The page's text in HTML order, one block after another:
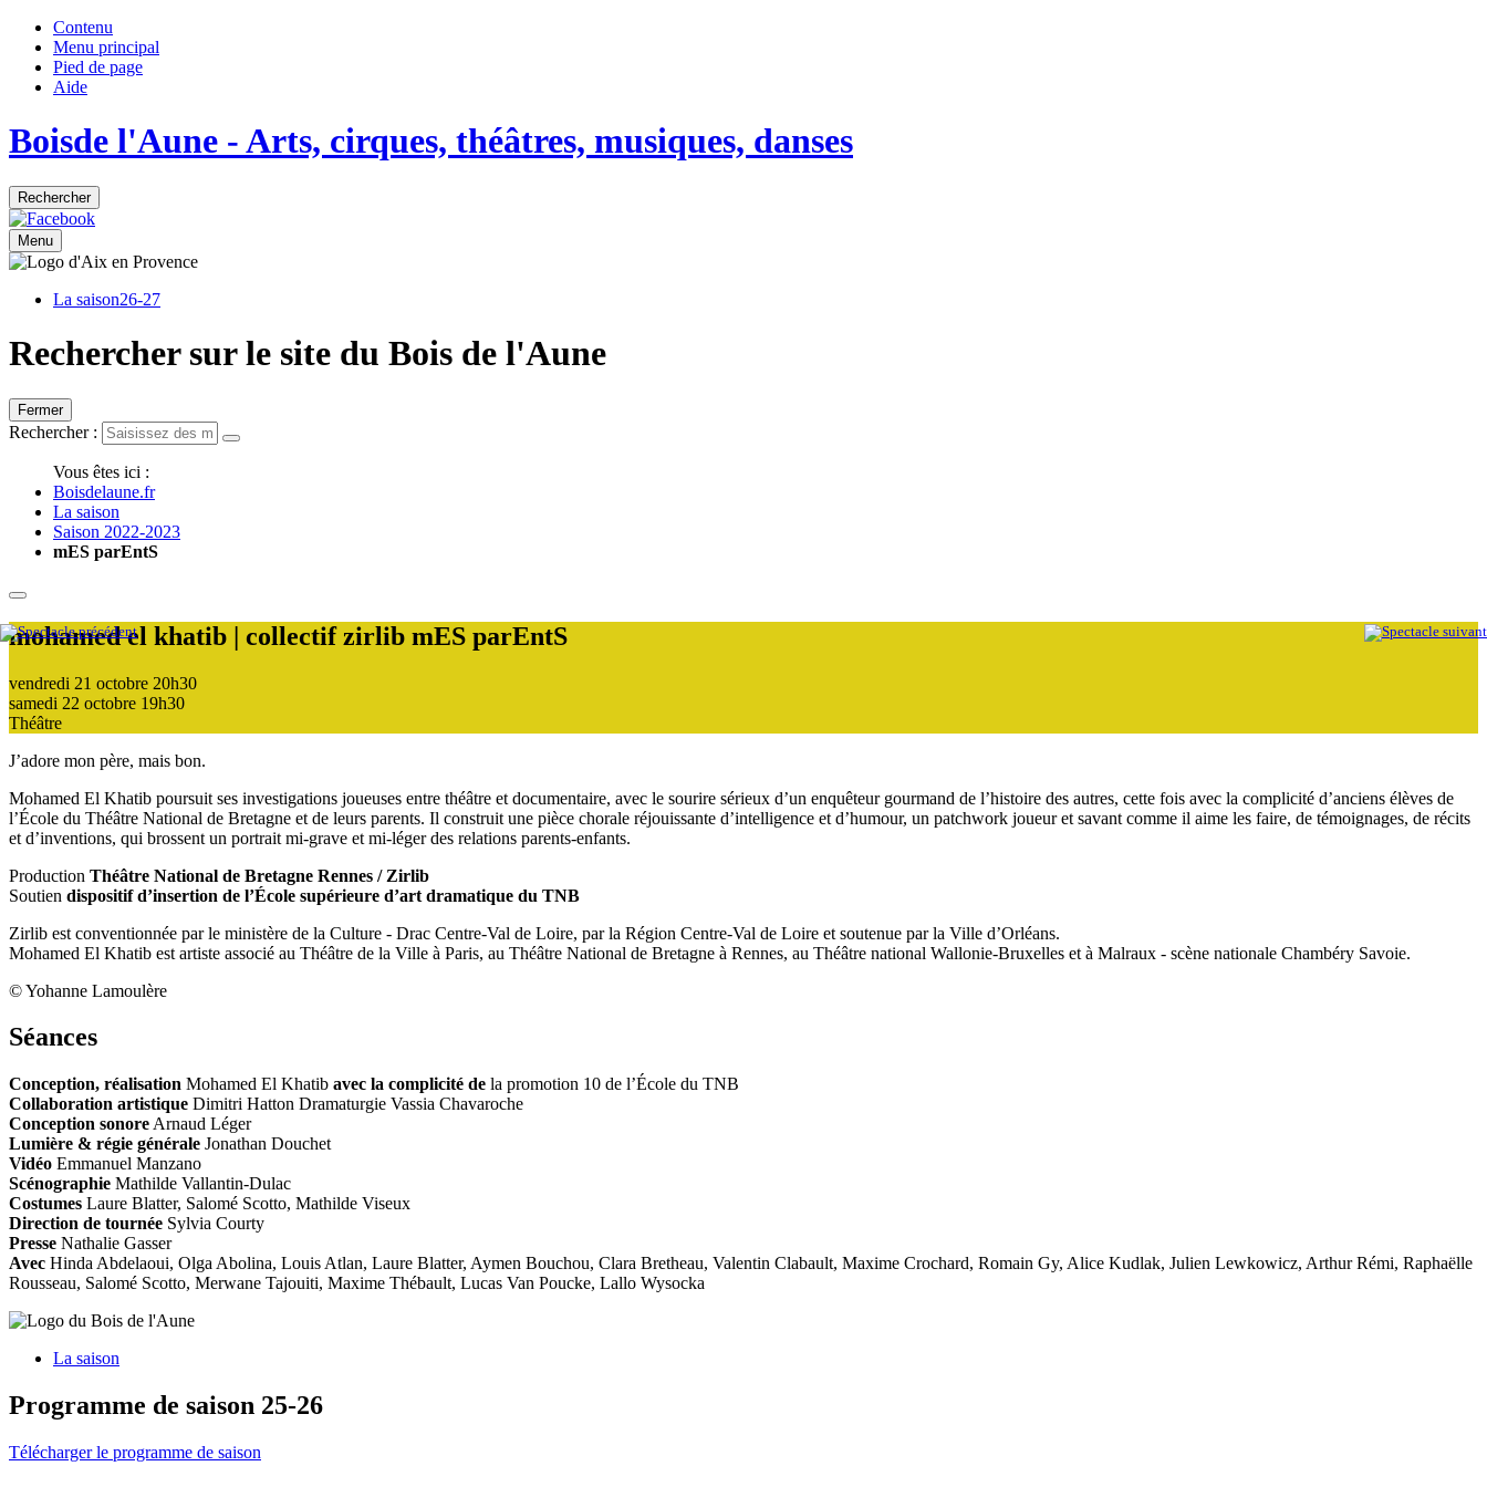
Contenu
Menu principal
Pied de page
Aide
Boisde l'Aune - Arts, cirques, théâtres, musiques, danses
Rechercher
Menu
La saison26-27
Rechercher sur le site du Bois de l'Aune
Fermer
Rechercher :
Vous êtes ici :
Boisdelaune.fr
La saison
Saison 2022-2023
mES parEntS
mohamed el khatib | collectif zirlib mES parEntS
vendredi 21 octobre 20h30
samedi 22 octobre 19h30
Théâtre
J’adore mon père, mais bon.
Mohamed El Khatib poursuit ses investigations joueuses entre théâtre et documentaire, avec le sourire sérieux d’un enquêteur gourmand de l’histoire des autres, cette fois avec la complicité d’anciens élèves de
l’École du Théâtre National de Bretagne et de leurs parents. Il construit une pièce chorale réjouissante d’intelligence et d’humour, un patchwork joueur et savant comme il aime les faire, de témoignages, de récits
et d’inventions, qui brossent un portrait mi-grave et mi-léger des relations parents-enfants.
Production Théâtre National de Bretagne Rennes / Zirlib
Soutien dispositif d’insertion de l’École supérieure d’art dramatique du TNB
Zirlib est conventionnée par le ministère de la Culture - Drac Centre-Val de Loire, par la Région Centre-Val de Loire et soutenue par la Ville d’Orléans.
Mohamed El Khatib est artiste associé au Théâtre de la Ville à Paris, au Théâtre National de Bretagne à Rennes, au Théâtre national Wallonie-Bruxelles et à Malraux - scène nationale Chambéry Savoie.
© Yohanne Lamoulère
Séances
Conception, réalisation Mohamed El Khatib avec la complicité de la promotion 10 de l’École du TNB
Collaboration artistique Dimitri Hatton Dramaturgie Vassia Chavaroche
Conception sonore Arnaud Léger
Lumière & régie générale Jonathan Douchet
Vidéo Emmanuel Manzano
Scénographie Mathilde Vallantin-Dulac
Costumes Laure Blatter, Salomé Scotto, Mathilde Viseux
Direction de tournée Sylvia Courty
Presse Nathalie Gasser
Avec Hinda Abdelaoui, Olga Abolina, Louis Atlan, Laure Blatter, Aymen Bouchou, Clara Bretheau, Valentin Clabault, Maxime Crochard, Romain Gy, Alice Kudlak, Julien Lewkowicz, Arthur Rémi, Raphaëlle
Rousseau, Salomé Scotto, Merwane Tajouiti, Maxime Thébault, Lucas Van Poucke, Lallo Wysocka
La saison
Programme de saison 25-26
Télécharger le programme de saison